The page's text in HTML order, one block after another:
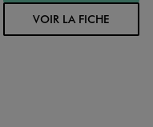
VOIR LA FICHE